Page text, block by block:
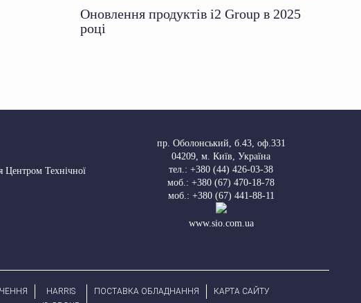
Оновлення продуктів i2 Group в 2025
році
Центром Технічної
пр. Оболонський, б.43, оф.331
04209, м. Київ, Україна
тел.: +380 (44) 426-03-38
моб.: +380 (67) 470-18-78
моб.: +380 (67) 441-88-11
www.sio.com.ua
HARRIS
ПОСТАВКА ОБЛАДНАННЯ КАРТА САЙТУ